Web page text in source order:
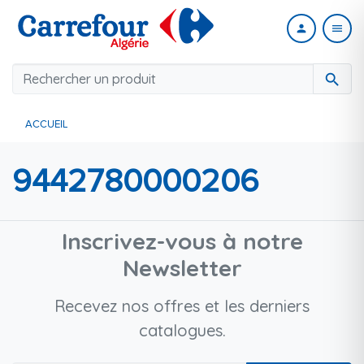
search
person menu
ACCUEIL
9442780000206
Inscrivez-vous à notre
Newsletter
Recevez nos offres et les derniers
catalogues.